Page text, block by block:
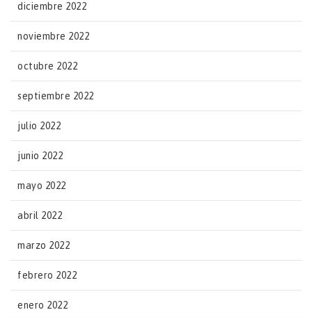
diciembre 2022
noviembre 2022
octubre 2022
septiembre 2022
julio 2022
junio 2022
mayo 2022
abril 2022
marzo 2022
febrero 2022
enero 2022